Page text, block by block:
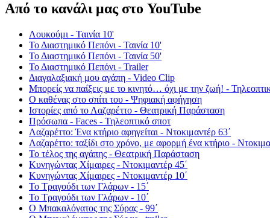
Από το κανάλι μας στο YouTube
Λουκούμι - Ταινία 10'
Το Διαστημικό Πεπόνι - Ταινία 10'
Το Διαστημικό Πεπόνι - Ταινία 50'
Το Διαστημικό Πεπόνι - Trailer
Διαγαλαξιακή μου αγάπη - Video Clip
Μπορείς να παίξεις με το κινητό… όχι με την ζωή! -
Ο καθένας στο σπίτι του - Ψηφιακή αφήγηση
Ιστορίες από το Λαζαρέττο - Θεατρική Παράσταση
Πρόσωπα - Faces - Τηλεοπτικό σποτ
Λαζαρέττο: Ένα κτήριο αφηγείται - Ντοκιμαντέρ 63΄
Λαζαρέττο: ταξίδι στο χρόνο, με αφορμή ένα κτήριο -
Το τέλος της αγάπης - Θεατρική Παράσταση
Κυνηγώντας Χίμαιρες - Ντοκιμαντέρ 45΄
Κυνηγώντας Χίμαιρες - Ντοκιμαντέρ 10΄
Το Τραγούδι των Γλάρων - 15΄
Το Τραγούδι των Γλάρων - 10΄
Ο Μπακαλόγατος της Σύρας - 99΄